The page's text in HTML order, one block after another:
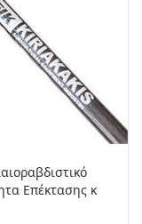
Επέκτασης κ